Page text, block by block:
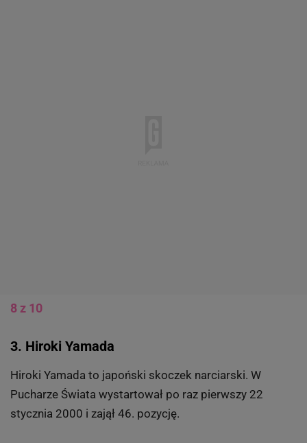
8 z 10
3. Hiroki Yamada
Hiroki Yamada to japoński skoczek narciarski. W
Pucharze Świata wystartował po raz pierwszy 22
stycznia 2000 i zajął 46. pozycję.